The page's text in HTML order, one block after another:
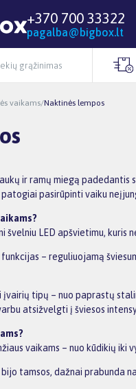
+370 700 33322
pagalba@bigbox.lt
grąžinimas
vaikams/Naktinės lempos
ir ramų miegą padedantis
pasirūpinti vaiku
švelniu LED apšvietimu,
– reguliuojamą
tipų – nuo paprastų
atsižvelgti į šviesos
vaikams – nuo kūdikių iki
bijo tamsos, dažnai prabunda